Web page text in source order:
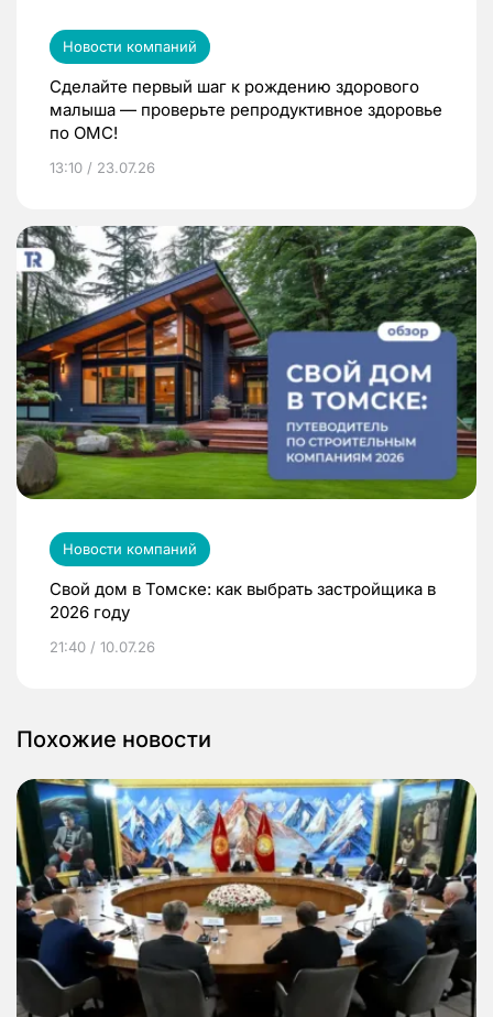
Новости компаний
Сделайте первый шаг к рождению здорового
малыша — проверьте репродуктивное здоровье
по ОМС!
13:10 / 23.07.26
Новости компаний
Свой дом в Томске: как выбрать застройщика в
2026 году
21:40 / 10.07.26
Похожие новости